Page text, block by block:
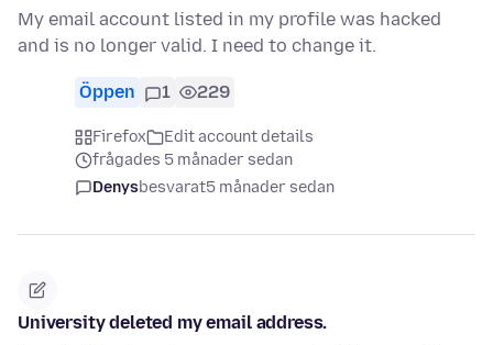
My email account listed in my profile was hacked
and is no longer valid. I need to change it.
Öppen 1 229
Firefox
Edit account details
frågades 5 månader sedan
Denysbesvarat5 månader sedan
University deleted my email address.